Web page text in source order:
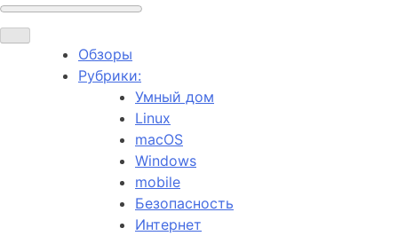
Обзоры
Рубрики:
Умный дом
Linux
macOS
Windows
mobile
Безопасность
Интернет